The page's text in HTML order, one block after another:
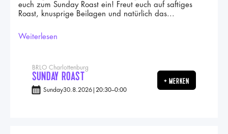
euch zum Sunday Roast ein! Freut euch auf saftiges
Roast, knusprige Beilagen und natürlich das...
Weiterlesen
BRLO Charlottenburg
SUNDAY ROAST
Sunday30.8.2026 20:30–0:00
+ MERKEN